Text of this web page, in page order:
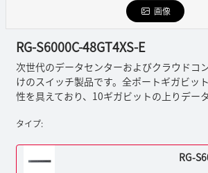
画像
RG-S6000C-48GT4XS-E
次世代のデータセンターおよびクラウドコ
けのスイッチ製品です。全ポートギガビッ
性を具えており、10ギガビットの上りデー
タイプ:
RG-